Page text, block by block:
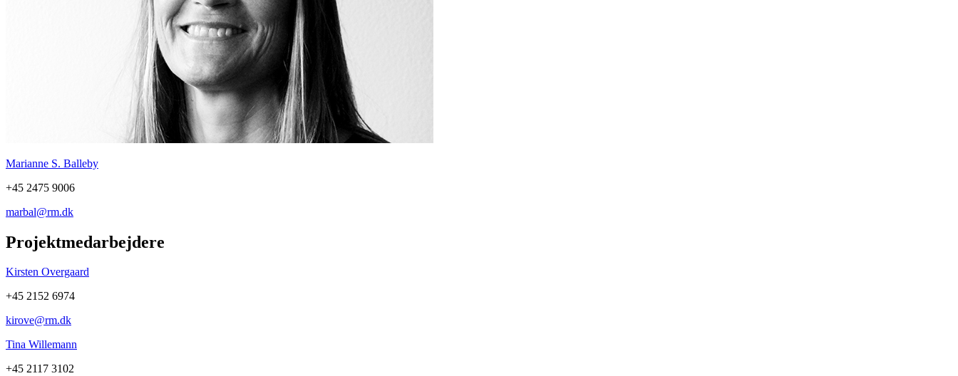
Marianne S. Balleby
+45 2475 9006
marbal@rm.dk
Projektmedarbejdere
Kirsten Overgaard
+45 2152 6974
kirove@rm.dk
Tina Willemann
+45 2117 3102